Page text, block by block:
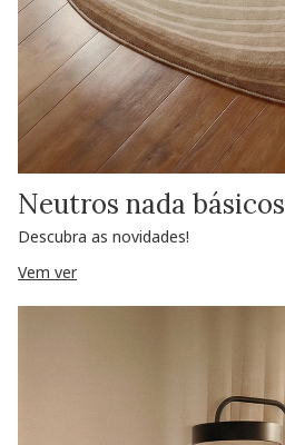
Neutros nada básicos
Descubra as novidades!
Vem ver